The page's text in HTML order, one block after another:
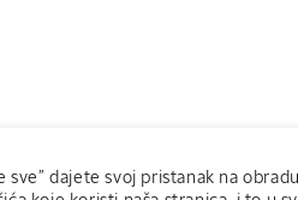
sve” dajete svoj pristanak na